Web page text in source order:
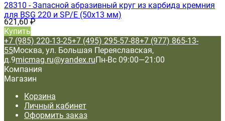
28310 - Запасной абразивный круг из карбида кремния
для BSG 220 и SP/E (50х13 мм)
621,60₽
Купить
+7 (985) 220-13-25+7 (495) 295-57-88+7 (977) 865-13-
55Москва, ул. Большая Переяславская,
д.9micmag.ru@yandex.ruПн-Вс 09:00—21:00
Компания
Магазин
Корзина
Личный кабинет
Оформить заказ